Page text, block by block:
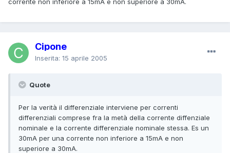
Cipone
Inserita: 15 aprile 2005
Quote
Per la verità il differenziale interviene per correnti
differenziali comprese fra la metà della corrente diffenziale
nominale e la corrente differenziale nominale stessa. Es un
30mA per una corrente non inferiore a 15mA e non
superiore a 30mA.